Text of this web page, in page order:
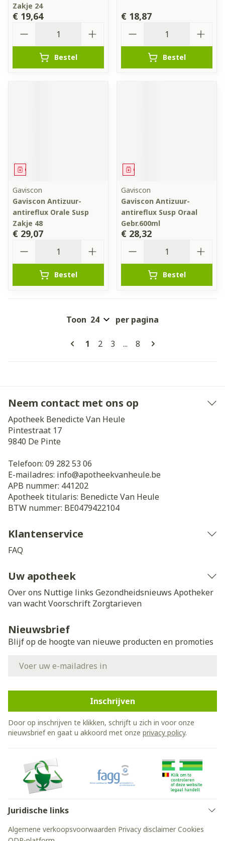
Zakje 24
€ 19,64
Bestel
€ 18,87
Bestel
Geneesmiddel
Gaviscon
Gaviscon Antizuur-
antireflux Orale Susp
Zakje 48
€ 29,07
Bestel
Geneesmiddel
Gaviscon
Gaviscon Antizuur-
antireflux Susp Oraal
Gebr.600ml
€ 28,32
Bestel
Pagina's
U lees momenteel pagina
1 Pagina
2 Pagina
3 ... Pagina
8
Toon per pagina
Neem contact met ons op
Apotheek Benedicte Van Heule
Pintestraat 17
9840 De Pinte
Telefoon: 09 282 53 06
E-mailadres: info@apotheekvanheule.be
APB nummer: 441202
Apotheek titularis: Benedicte Van Heule
BTW nummer: BE0479422104
Klantenservice
FAQ
Uw apotheek
Over ons Nuttige links Gezondheidsnieuws Apotheker
van wachtVoorschrift Zorgtarieven
Nieuwsbrief
Blijf op de hoogte van nieuwe producten en promoties
Inschrijven
Door op inschrijven te klikken, schrijft u zich in voor onze
nieuwsbrief en gaat u akkoord met onze privacy policy.
Juridische links
Algemene verkoopsvoorwaarden Privacy disclaimer Cookies